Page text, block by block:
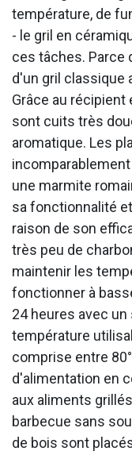
température, de
- le gril en
ces tâches. Parce
d'un gril classique
Grâce au
sont cuits très
aromatique. Les
une marmite
sa fonctionnalité
raison de son
très peu de
maintenir les
fonctionner à
24 heures avec
température
comprise entre
d'alimentation en
aux aliments
barbecue sans
de bois sont